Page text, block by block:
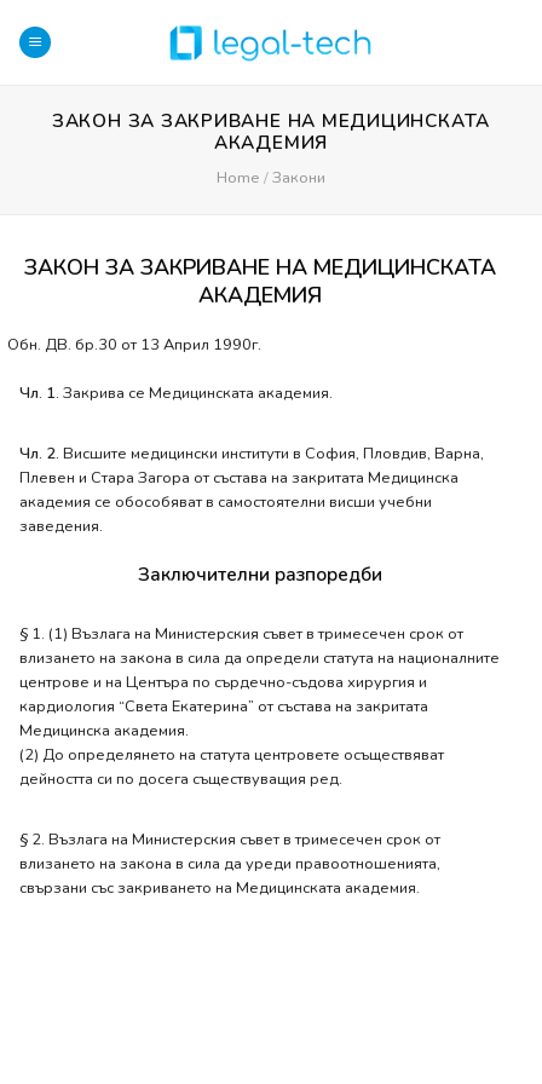
content
ЗАКОН ЗА ЗАКРИВАНЕ НА МЕДИЦИНСКАТА
АКАДЕМИЯ
Home / Закони
ЗАКОН ЗА ЗАКРИВАНЕ НА МЕДИЦИНСКАТА
АКАДЕМИЯ
Обн. ДВ. бр.30 от 13 Април 1990г.
Чл. 1. Закрива се Медицинската академия.
Чл. 2. Висшите медицински институти в София, Пловдив, Варна,
Плевен и Стара Загора от състава на закритата Медицинска
академия се обособяват в самостоятелни висши учебни
заведения.
Заключителни разпоредби
§ 1. (1) Възлага на Министерския съвет в тримесечен срок от
влизането на закона в сила да определи статута на националните
центрове и на Центъра по сърдечно-съдова хирургия и
кардиология “Света Екатерина” от състава на закритата
Медицинска академия.
(2) До определянето на статута центровете осъществяват
дейността си по досега съществуващия ред.
§ 2. Възлага на Министерския съвет в тримесечен срок от
влизането на закона в сила да уреди правоотношенията,
свързани със закриването на Медицинската академия.